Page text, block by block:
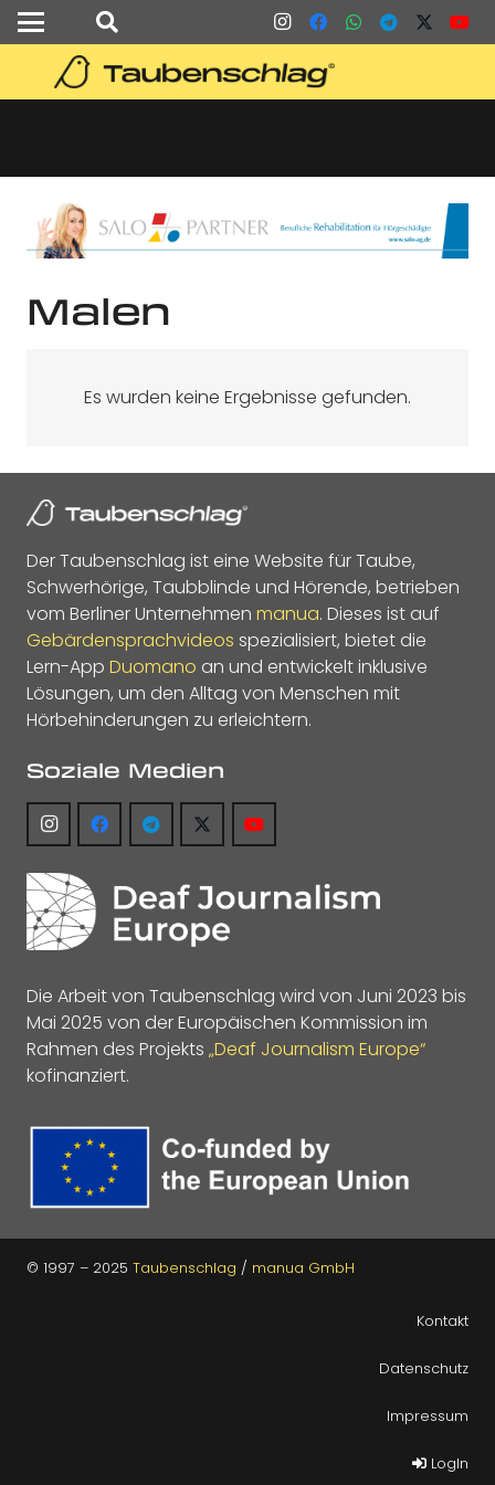
Malen
Es wurden keine Ergebnisse gefunden.
Der Taubenschlag ist eine Website für Taube,
Schwerhörige, Taubblinde und Hörende, betrieben
vom Berliner Unternehmen manua. Dieses ist auf
Gebärdensprachvideos spezialisiert, bietet die
Lern-App Duomano an und entwickelt inklusive
Lösungen, um den Alltag von Menschen mit
Hörbehinderungen zu erleichtern.
Soziale Medien
Die Arbeit von Taubenschlag wird von Juni 2023 bis
Mai 2025 von der Europäischen Kommission im
Rahmen des Projekts „Deaf Journalism Europe“
kofinanziert.
© 1997 – 2025 Taubenschlag / manua GmbH
Kontakt
Datenschutz
Impressum
LogIn